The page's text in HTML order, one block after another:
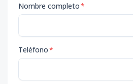
Nombre completo*
Teléfono*